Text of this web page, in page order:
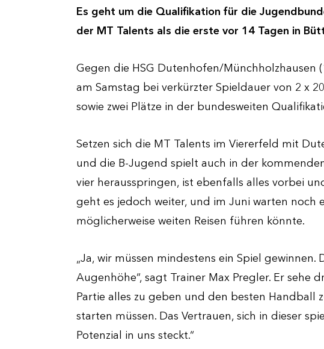
Es geht um die Qualifikation für die
der MT Talents als die erste vor 14 Tagen in
Gegen die HSG Dutenhofen/Münchholzhausen
am Samstag bei verkürzter Spieldauer von 2 x
sowie zwei Plätze in der bundesweiten
Setzen sich die MT Talents im Viererfeld mit
und die B-Jugend spielt auch in der
vier herausspringen, ist ebenfalls alles vorbei
geht es jedoch weiter, und im Juni warten noch
möglicherweise weiten Reisen führen könnte.
„Ja, wir müssen mindestens ein Spiel
Augenhöhe“, sagt Trainer Max Pregler. Er sehe
Partie alles zu geben und den besten Handball
starten müssen. Das Vertrauen, sich in dieser
Potenzial in uns steckt.“